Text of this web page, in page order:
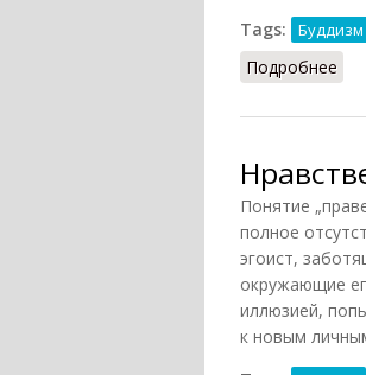
Tags:
Буддизм
Подробнее
Понятие
полное
эгоист,
окружающие
иллюзией,
к новым